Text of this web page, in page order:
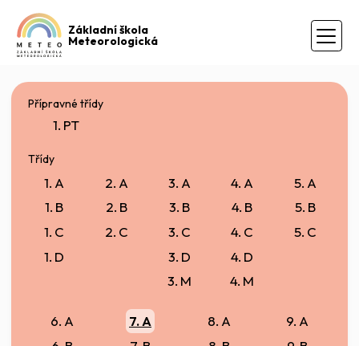
Základní škola
Meteorologická
Přípravné třídy
1. PT
Třídy
1. A
1. B
1. C
1. D
2. A
2. B
2. C
3. A
3. B
3. C
3. D
3. M
4. A
4. B
4. C
4. D
4. M
5. A
5. B
5. C
6. A
7. A
8. A
9. A